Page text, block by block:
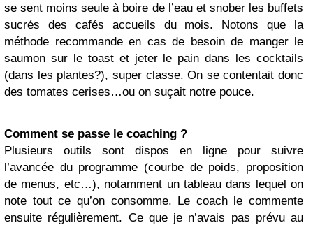
se sent moins seule à boire de l’eau et snober les buffets
sucrés des cafés accueils du mois. Notons que la
méthode recommande en cas de besoin de manger le
saumon sur le toast et jeter le pain dans les cocktails
(dans les plantes?), super classe. On se contentait donc
des tomates cerises…ou on suçait notre pouce.
Comment se passe le coaching ?
Plusieurs outils sont dispos en ligne pour suivre
l’avancée du programme (courbe de poids, proposition
de menus, etc…), notamment un tableau dans lequel on
note tout ce qu’on consomme. Le coach le commente
ensuite régulièrement. Ce que je n’avais pas prévu au